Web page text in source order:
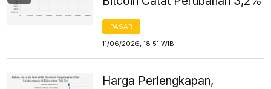
PASAR
11/06/2026, 18:51 WIB
Harga Perlengkapan,